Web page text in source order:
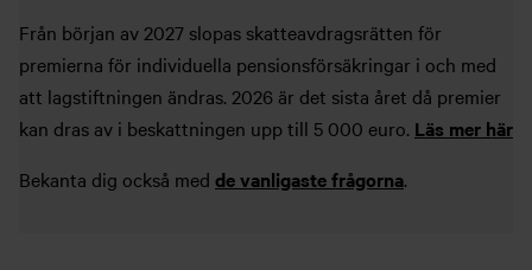
Från början av 2027 slopas skatteavdragsrätten för
premierna för individuella pensionsförsäkringar i och med
att lagstiftningen ändras. 2026 är det sista året då premier
kan dras av i beskattningen upp till 5 000 euro. Läs mer här
Bekanta dig också med de vanligaste frågorna.